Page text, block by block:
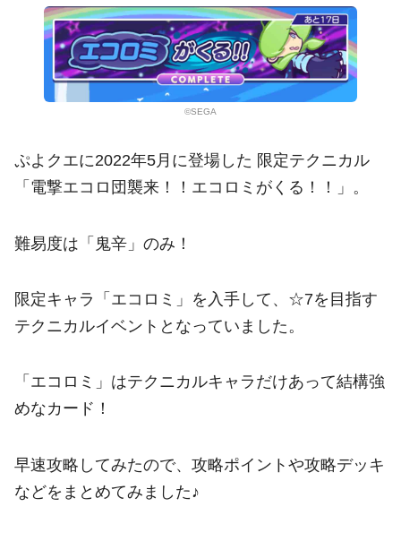
©SEGA
ぷよクエに2022年5月に登場した 限定テクニカル
「電撃エコロ団襲来！！エコロミがくる！！」。
難易度は「鬼辛」のみ！
限定キャラ「エコロミ」を入手して、☆7を目指す
テクニカルイベントとなっていました。
「エコロミ」はテクニカルキャラだけあって結構強
めなカード！
早速攻略してみたので、攻略ポイントや攻略デッキ
などをまとめてみました♪